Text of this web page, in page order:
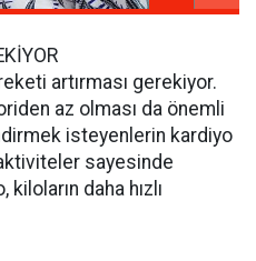
artırması gerekiyor.
az olması da önemli
isteyenlerin kardiyo
sayesinde
daha hızlı